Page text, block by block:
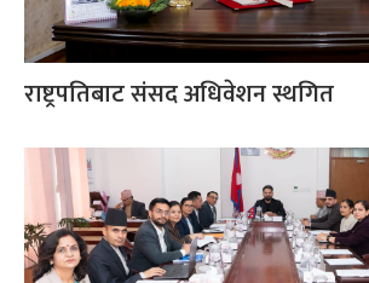
राष्ट्रपतिबाट संसद अधिवेशन स्थगित